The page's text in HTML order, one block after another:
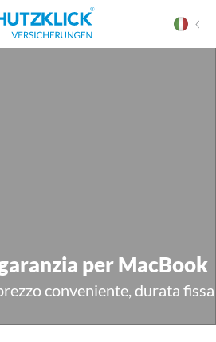
per MacBook
conveniente, durata fissa